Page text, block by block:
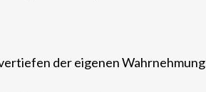
der eigenen Wahrnehmung